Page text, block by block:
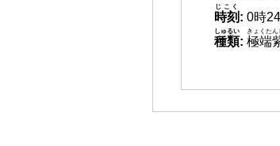
時刻
じこく
: 0時
種類
しゅるい
: 極端
きょくた